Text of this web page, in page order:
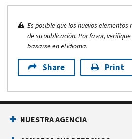
Es posible que los nuevos elementos
de su publicación. Por favor,
basarse en el idioma.
Share Print
NUESTRA AGENCIA